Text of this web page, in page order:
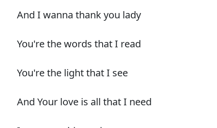
And I wanna thank you lady
You're the words that I read
You're the light that I see
And Your love is all that I need